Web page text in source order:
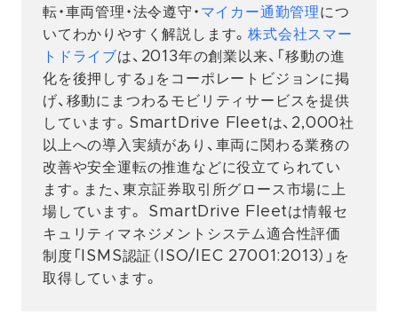
転・車両管理・法令遵守・ マイカー通勤管理につ
いてわかりやすく解説します。株式会社スマー
トドライブは、2013年の創業以来、「移動の進
化を後押しする」をコーポレートビジョンに掲
げ、移動にまつわるモビリティサービスを提供
しています。SmartDrive Fleetは、2,000社
以上への導入実績があり、車両に関わる業務の
改善や安全運転の推進などに役立てられてい
ます。また、東京証券取引所グロース市場に上
場しています。 SmartDrive Fleetは情報セ
キュリティマネジメントシステム適合性評価
制度「ISMS認証（ISO/IEC 27001:2013）」を
取得しています。